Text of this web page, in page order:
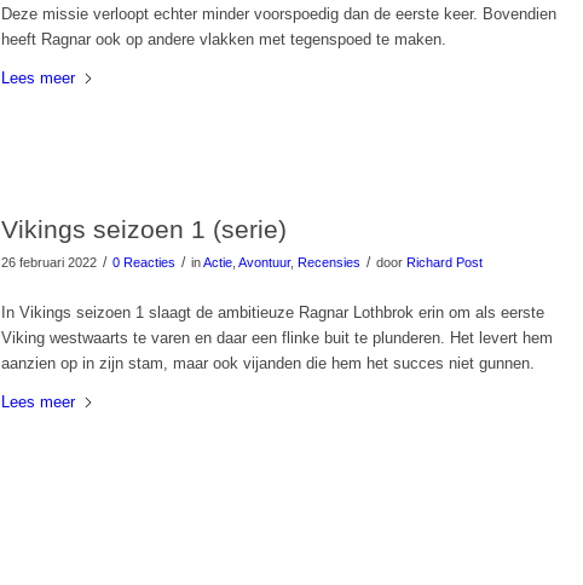
Deze missie verloopt echter minder voorspoedig dan de eerste keer. Bovendien
heeft Ragnar ook op andere vlakken met tegenspoed te maken.
Lees meer
Vikings seizoen 1 (serie)
26 februari 2022 / 0 Reacties / inActie, Avontuur, Recensies / door Richard Post
In Vikings seizoen 1 slaagt de ambitieuze Ragnar Lothbrok erin om als eerste
Viking westwaarts te varen en daar een flinke buit te plunderen. Het levert hem
aanzien op in zijn stam, maar ook vijanden die hem het succes niet gunnen.
Lees meer